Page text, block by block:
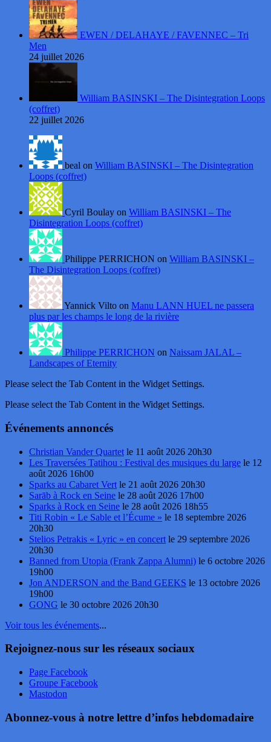
EWEN / DELAHAYE / FAVENNEC – Tri
Men
24 juillet 2026
William BASINSKI – The Disintegration Loops
(coffret)
22 juillet 2026
beal on William BASINSKI – The Disintegration
Loops (coffret)
Cyril Boulay on William BASINSKI – The
Disintegration Loops (coffret)
Philippe PERRICHON on William BASINSKI –
The Disintegration Loops (coffret)
Yannick Vilto on Manu LANN HUEL ne passera
plus par les champs le long de la rivière
Philippe PERRICHON on Naissam JALAL –
Landscapes of Eternity
Please select the Tab Content in the Widget Settings.
Please select the Tab Content in the Widget Settings.
Événements annoncés
Christian Vander Quartet le 11 août 2026 20h30
Les Traversées Tatihou : Festival des musiques du large le 12
août 2026 16h00
Sparks au Cabaret Vert le 21 août 2026 20h30
Sarāb à Rock en Seine le 28 août 2026 17h00
Sparks à Rock en Seine le 28 août 2026 18h55
Titi Robin « Le Sable et l’Écume » le 18 septembre 2026
20h30
Stelios Petrakis « Lyric » en concert le 29 septembre 2026
20h30
Banned from Utopia (Frank Zappa Alumni) le 6 octobre 2026
19h00
Jon ANDERSON and the Band GEEKS le 13 octobre 2026
19h00
GONG le 30 octobre 2026 20h30
Voir tous les événements...
Rejoignez-nous sur les réseaux sociaux
Page Facebook
Groupe Facebook
Mastodon
Abonnez-vous à notre lettre d’infos hebdomadaire